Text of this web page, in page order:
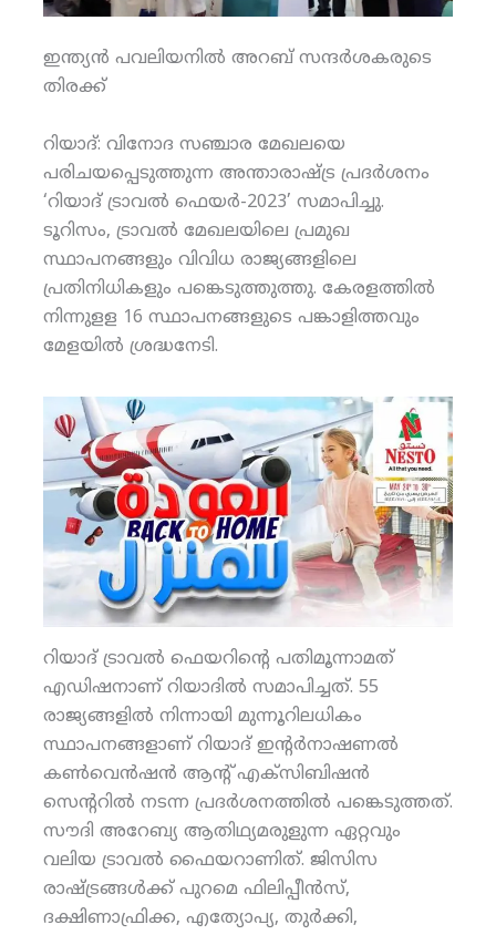
ഇന്ത്യന്‍ പവലിയനില്‍ അറബ് സന്ദര്‍ശകരുടെ
തിരക്ക്
റിയാദ്: വിനോദ സഞ്ചാര മേഖലയെ
പരിചയപ്പെടുത്തുന്ന അന്താരാഷ്ട്ര പ്രദര്‍ശനം
‘റിയാദ് ട്രാവല്‍ ഫെയര്‍-2023’ സമാപിച്ചു.
ടൂറിസം, ട്രാവല്‍ മേഖലയിലെ പ്രമുഖ
സ്ഥാപനങ്ങളും വിവിധ രാജ്യങ്ങളിലെ
പ്രതിനിധികളും പങ്കെടുത്തുത്തു. കേരളത്തില്‍
നിന്നുളള 16 സ്ഥാപനങ്ങളുടെ പങ്കാളിത്തവും
മേളയില്‍ ശ്രദ്ധനേടി.
റിയാദ് ട്രാവല്‍ ഫെയറിന്റെ പതിമൂന്നാമത്
എഡിഷനാണ് റിയാദില്‍ സമാപിച്ചത്. 55
രാജ്യങ്ങളില്‍ നിന്നായി മുന്നൂറിലധികം
സ്ഥാപനങ്ങളാണ് റിയാദ് ഇന്റര്‍നാഷണല്‍
കണ്‍വെന്‍ഷന്‍ ആന്റ് എക്‌സിബിഷന്‍
സെന്ററില്‍ നടന്ന പ്രദര്‍ശനത്തില്‍ പങ്കെടുത്തത്.
സൗദി അറേബ്യ ആതിഥ്യമരുളുന്ന ഏറ്റവും
വലിയ ട്രാവല്‍ ഫൈയറാണിത്. ജിസിസ
രാഷ്ട്രങ്ങള്‍ക്ക് പുറമെ ഫിലിപ്പീന്‍സ്,
ദക്ഷിണാഫ്രിക്ക, എത്യോപ്യ, തുര്‍ക്കി,